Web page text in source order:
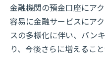
金融機関の預金口座にア
容易に金融サービスにア
スの多様化に伴い、バン
り、今後さらに増えるこ